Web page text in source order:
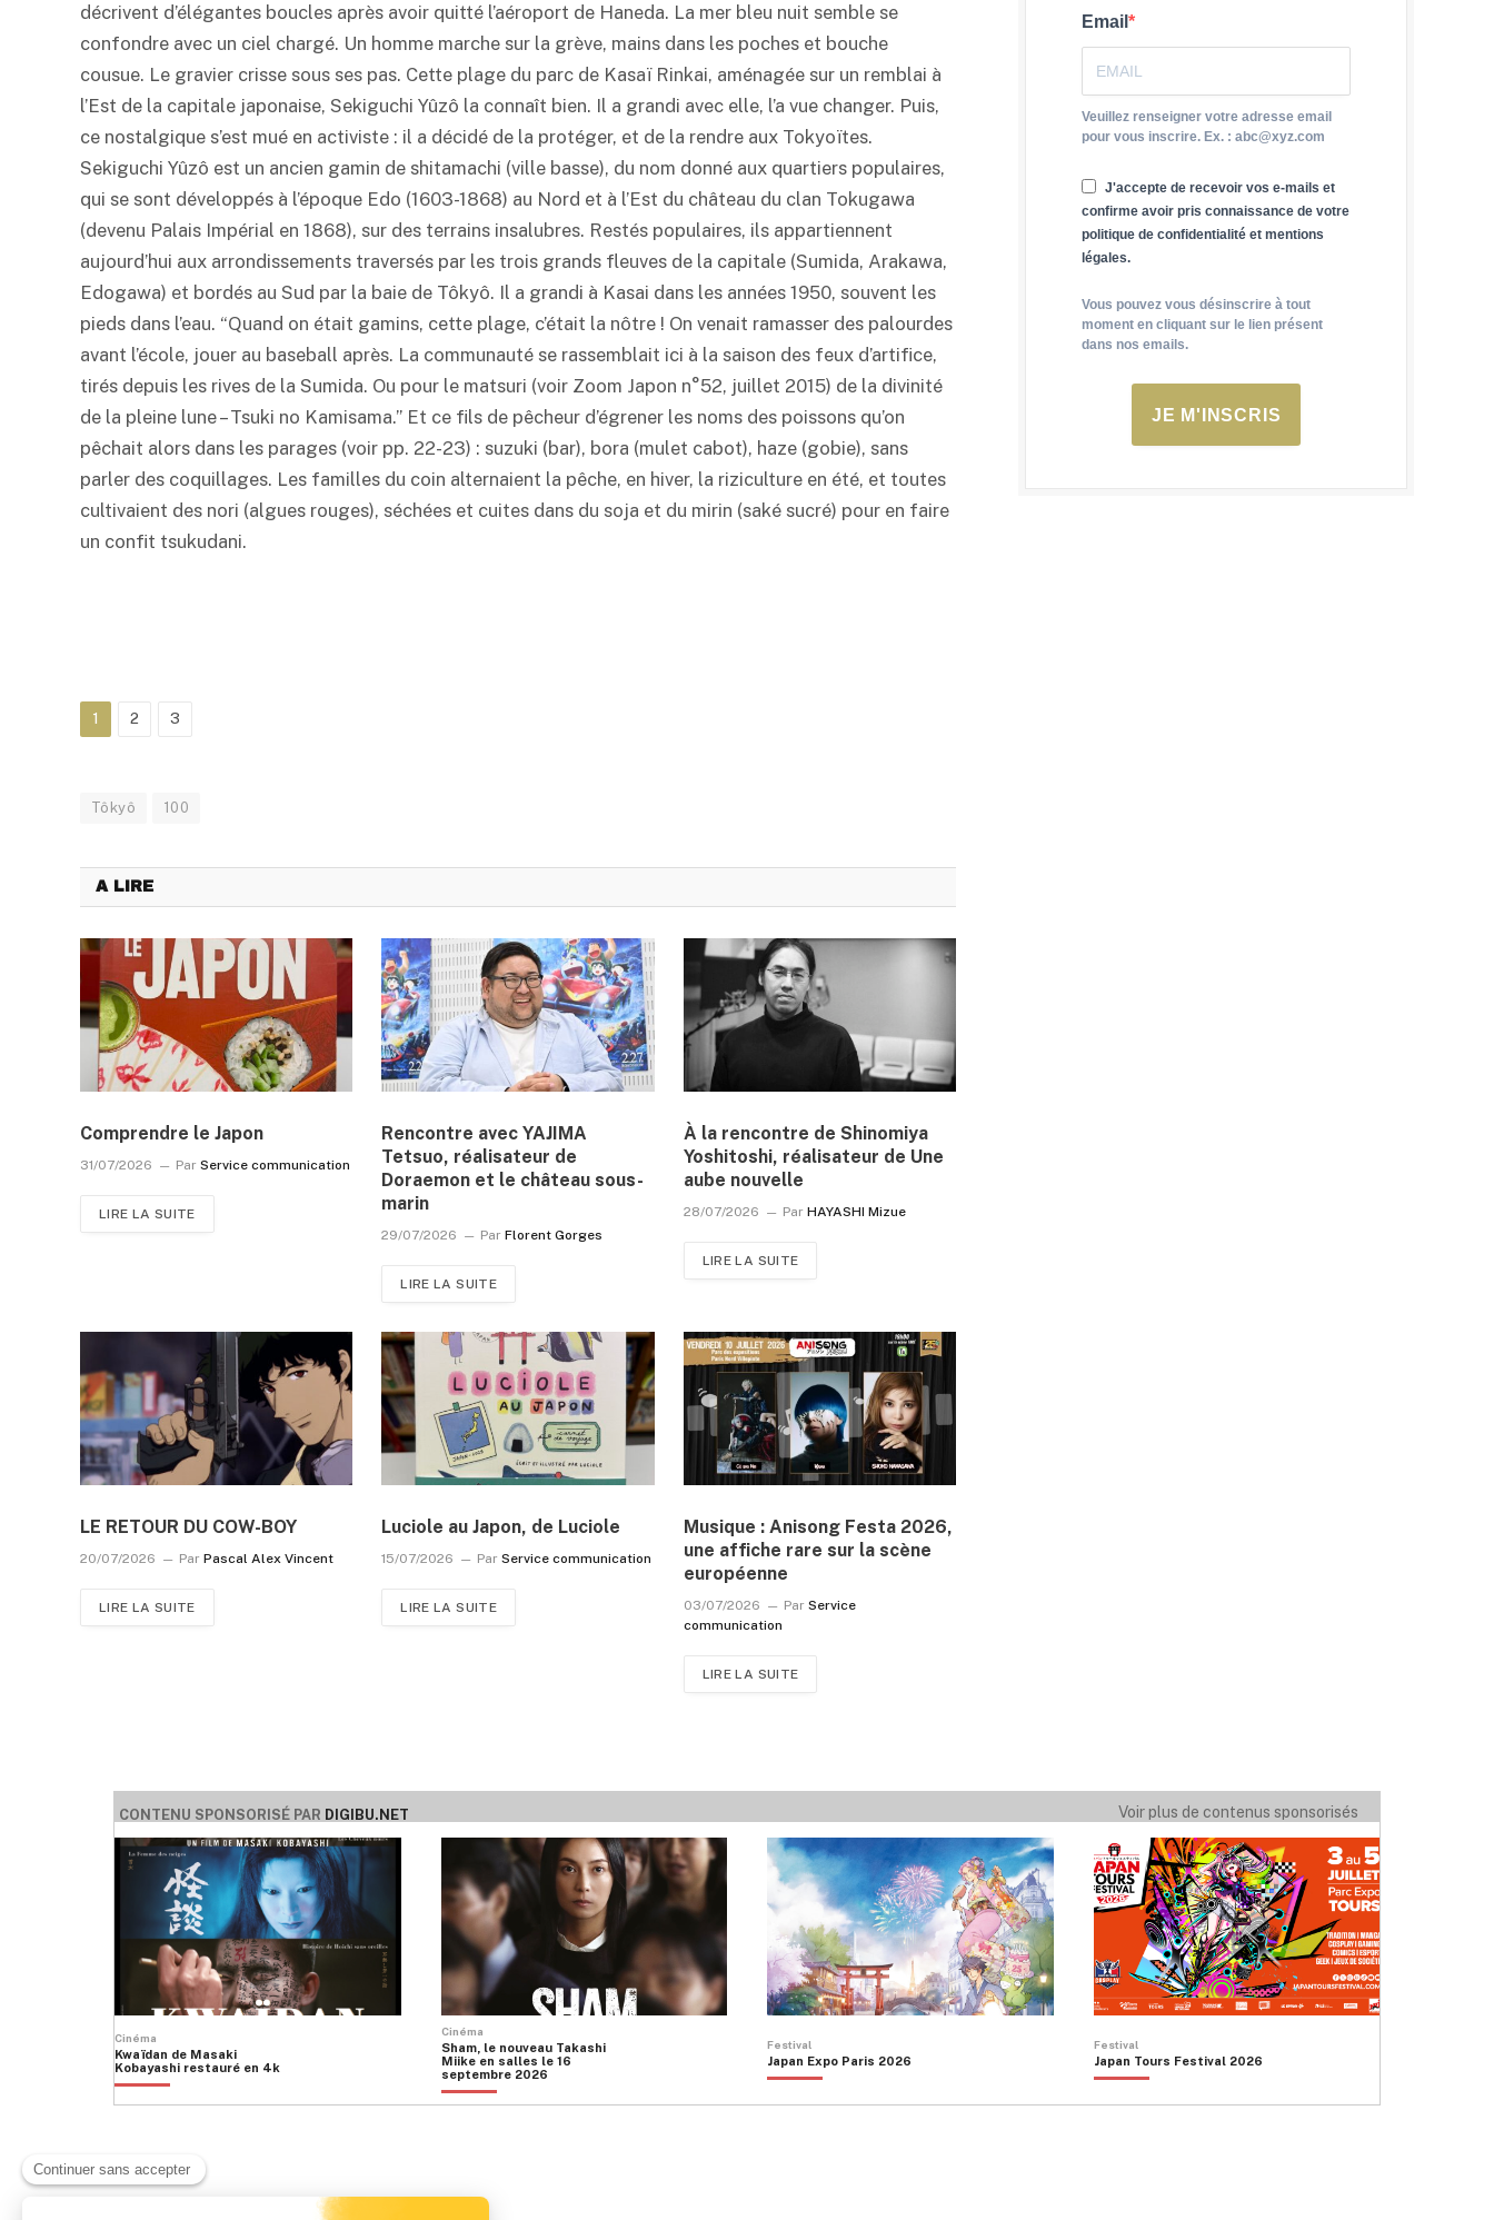
décrivent d’élégantes boucles après avoir quitté l’aéroport de Haneda. La mer bleu nuit semble se
confondre avec un ciel chargé. Un homme marche sur la grève, mains dans les poches et bouche
cousue. Le gravier crisse sous ses pas. Cette plage du parc de Kasaï Rinkai, aménagée sur un remblai à
l’Est de la capitale japonaise, Sekiguchi Yûzô la connaît bien. Il a grandi avec elle, l’a vue changer. Puis,
ce nostalgique s’est mué en activiste : il a décidé de la protéger, et de la rendre aux Tokyoïtes.
Sekiguchi Yûzô est un ancien gamin de shitamachi (ville basse), du nom donné aux quartiers populaires,
qui se sont développés à l’époque Edo (1603-1868) au Nord et à l’Est du château du clan Tokugawa
(devenu Palais Impérial en 1868), sur des terrains insalubres. Restés populaires, ils appartiennent
aujourd’hui aux arrondissements traversés par les trois grands fleuves de la capitale (Sumida, Arakawa,
Edogawa) et bordés au Sud par la baie de Tôkyô. Il a grandi à Kasai dans les années 1950, souvent les
pieds dans l’eau. “Quand on était gamins, cette plage, c’était la nôtre ! On venait ramasser des palourdes
avant l’école, jouer au baseball après. La communauté se rassemblait ici à la saison des feux d’artifice,
tirés depuis les rives de la Sumida. Ou pour le matsuri (voir Zoom Japon n°52, juillet 2015) de la divinité
de la pleine lune – Tsuki no Kamisama.” Et ce fils de pêcheur d’égrener les noms des poissons qu’on
pêchait alors dans les parages (voir pp. 22-23) : suzuki (bar), bora (mulet cabot), haze (gobie), sans
parler des coquillages. Les familles du coin alternaient la pêche, en hiver, la riziculture en été, et toutes
cultivaient des nori (algues rouges), séchées et cuites dans du soja et du mirin (saké sucré) pour en faire
un confit tsukudani.
1 2 3
Tôkyô 100
A LIRE
Comprendre le Japon
31/07/2026 Par Service communication
LIRE LA SUITE
Rencontre avec YAJIMA
Tetsuo, réalisateur de
Doraemon et le château sous-
marin
29/07/2026 Par Florent Gorges
LIRE LA SUITE
À la rencontre de Shinomiya
Yoshitoshi, réalisateur de Une
aube nouvelle
28/07/2026 Par HAYASHI Mizue
LIRE LA SUITE
LE RETOUR DU COW-BOY
20/07/2026 Par Pascal Alex Vincent
LIRE LA SUITE
Luciole au Japon, de Luciole
15/07/2026 Par Service communication
LIRE LA SUITE
Musique : Anisong Festa 2026,
une affiche rare sur la scène
européenne
03/07/2026 Par Service
communication
LIRE LA SUITE
Email
Veuillez renseigner votre adresse email
pour vous inscrire. Ex. : abc@xyz.com
J'accepte de recevoir vos e-mails et
confirme avoir pris connaissance de votre
politique de confidentialité et mentions
légales.
Vous pouvez vous désinscrire à tout
moment en cliquant sur le lien présent
dans nos emails.
JE M'INSCRIS
CONTENU SPONSORISÉ PAR DIGIBU.NET Voir plus de contenus sponsorisés
Cinéma
Kwaïdan de Masaki
Kobayashi restauré en 4k
Cinéma
Sham, le nouveau Takashi
Miike en salles le 16
septembre 2026
Festival
Japan Expo Paris 2026
Festival
Japan Tours Festival 2026